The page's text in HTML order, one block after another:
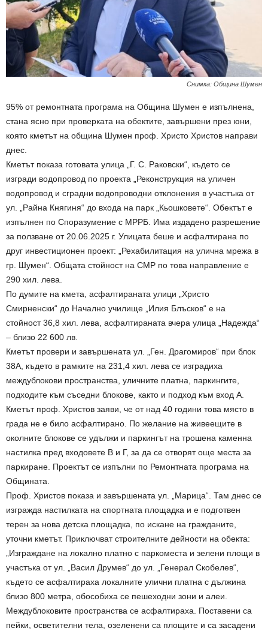
Снимка: Община Шумен
95% от ремонтната програма на Община Шумен е изпълнена,
стана ясно при проверката на обектите, завършени през юни,
която кметът на община Шумен проф. Христо Христов направи
днес.
Кметът показа готовата улица „Г. С. Раковски“, където се
изгради водопровод по проекта „Реконструкция на уличен
водопровод и сградни водопроводни отклонения в участъка от
ул. „Райна Княгиня“ до входа на парк „Кьошковете“. Обектът е
изпълнен по Споразумение с МРРБ. Има издадено разрешение
за ползване от 20.06.2025 г. Улицата беше и асфалтирана по
друг инвестиционен проект: „Рехабилитация на улична мрежа в
гр. Шумен“. Общата стойност на СМР по това направление е
290 хил. лева.
По думите на кмета, асфалтираната улици „Христо
Смирненски“ до Начално училище „Илия Блъсков“ е на
стойност 36,8 хил. лева, асфалтираната вчера улица „Надежда“
– близо 22 600 лв.
Кметът провери и завършената ул. „Ген. Драгомиров“ при блок
38А, където в рамките на 231,4 хил. лева се изградиха
междублокови пространства, уличните платна, паркингите,
подходите към съседни блокове, както и подход към вход А.
Кметът проф. Христов заяви, че от над 40 години това място в
града не е било асфалтирано. По желание на живеещите в
околните блокове се удължи и паркингът на трошена каменна
настилка пред входовете В и Г, за да се отворят още места за
паркиране. Проектът се изпълни по Ремонтната програма на
Общината.
Проф. Христов показа и завършената ул. „Марица“. Там днес се
изгражда настилката на спортната площадка и е подготвен
терен за нова детска площадка, по искане на гражданите,
уточни кметът. Приключват строителните дейности на обекта:
„Изграждане на локално платно с паркоместа и зелени площи в
участъка от ул. „Васил Друмев“ до ул. „Генерал Скобелев“,
където се асфалтираха локалните улични платна с дължина
близо 800 метра, обособиха се пешеходни зони и алеи.
Междублоковите пространства се асфалтираха. Поставени са
пейки, осветителни тела, озеленени са площите и са засадени